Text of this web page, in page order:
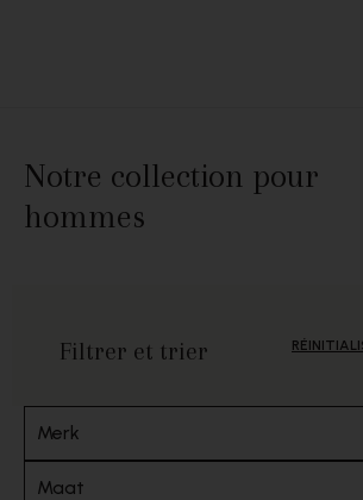
Notre collection pour
hommes
Filtrer et trier
Merk
Maat